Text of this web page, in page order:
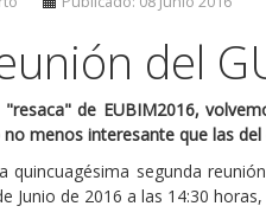
del
de EUBIM2016,
menos interesante que las
quincuagésima segunda
Junio de 2016 a las 14:30